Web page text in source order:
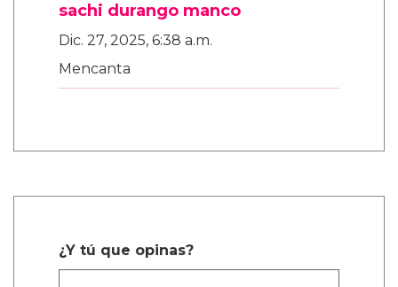
sachi durango manco
Dic. 27, 2025, 6:38 a.m.
Mencanta
¿Y tú que opinas?